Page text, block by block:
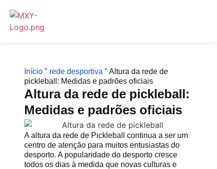
Início " rede desportiva " Altura da rede de
pickleball: Medidas e padrões oficiais
Altura da rede de pickleball:
Medidas e padrões oficiais
A altura da rede de Pickleball continua a ser um
centro de atenção para muitos entusiastas do
desporto. A popularidade do desporto cresce
todos os dias à medida que novas culturas e